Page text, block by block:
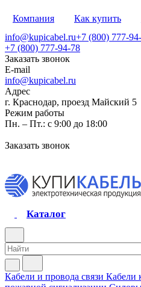
Компания Как купить
info@kupicabel.ru+7 (800) 777-
+7 (800) 777-94-78
Заказать звонок
E-mail
info@kupicabel.ru
Адрес
г. Краснодар, проезд Майский 5
Режим работы
Пн. – Пт.: с 9:00 до 18:00
Заказать звонок
Каталог
Кабели и провода связи Кабели